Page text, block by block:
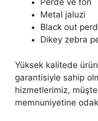
Perde ve fon
Metal jaluzi
Black out
Dikey zebra
Yüksek kalitede
garantisiyle sahip
hizmetlerimiz,
memnuniyetine